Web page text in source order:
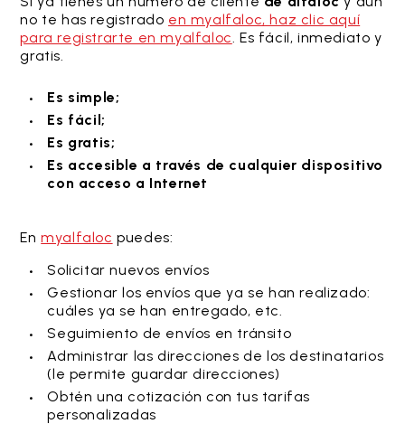
no te has registrado en myalfaloc, haz clic aquí
para registrarte en myalfaloc. Es fácil, inmediato y
gratis.
Es simple;
Es fácil;
Es gratis;
Es accesible a través de cualquier dispositivo
con acceso a Internet
Enmyalfaloc puedes:
Solicitar nuevos envíos
Gestionar los envíos que ya se han realizado:
cuáles ya se han entregado, etc.
Seguimiento de envíos en tránsito
Administrar las direcciones de los destinatarios
(le permite guardar direcciones)
Obtén una cotización con tus tarifas
personalizadas